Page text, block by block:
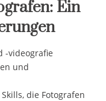
Ein
-videografie
und
die Fotografen